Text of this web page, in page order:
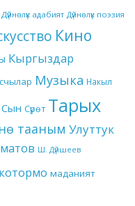
Дүйнөлүк адабият Дүйнөлүк поэзия
Кино
Кыргыздар
Музыка Накыл
Сын Сүрөт Тарых
тааным Улуттук
Ш. Дүйшеев
котормо маданият